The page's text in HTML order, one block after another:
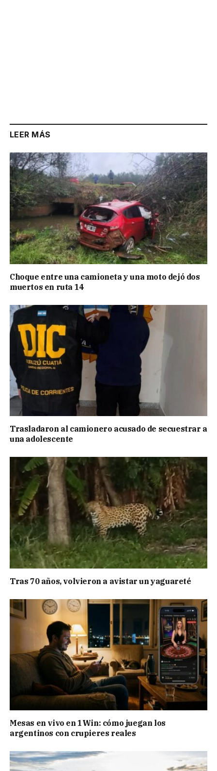
LEER MÁS
Choque entre una camioneta y una moto dejó dos
muertos en ruta 14
Trasladaron al camionero acusado de secuestrar a
una adolescente
Tras 70 años, volvieron a avistar un yaguareté
Mesas en vivo en 1Win: cómo juegan los
argentinos con crupieres reales